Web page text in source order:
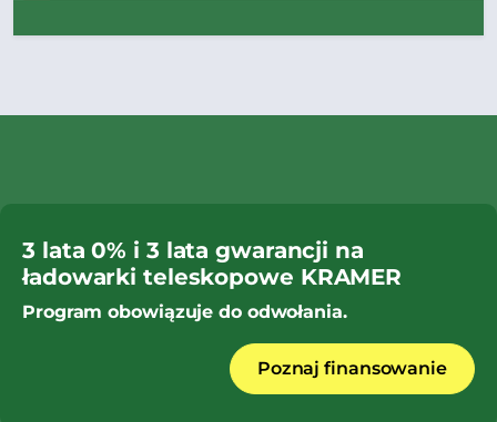
3 lata 0% i 3 lata gwarancji na
ładowarki teleskopowe KRAMER
Program obowiązuje do odwołania.
Poznaj finansowanie